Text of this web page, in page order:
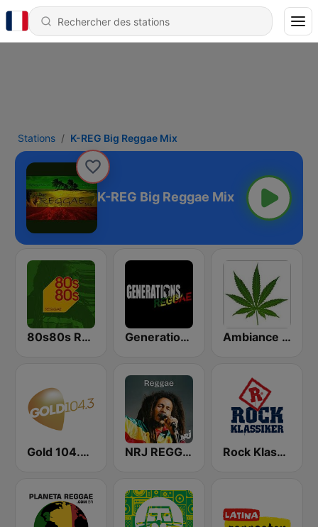
Stations K-REG Big Reggae Mix
K-REG Big Reggae Mix
80s80s Reggae Generations Reggae Ambiance Reggae
Gold 104.3 FM NRJ REGGAE Rock Klassiker